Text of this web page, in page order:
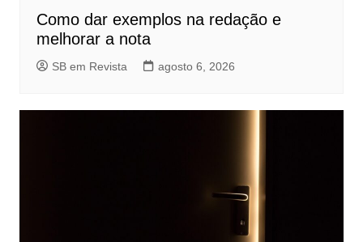
Como dar exemplos na redação e
melhorar a nota
SB em Revista agosto 6, 2026